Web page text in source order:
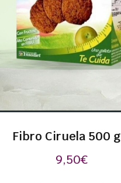
Fibro Ciruela 500
9,50€